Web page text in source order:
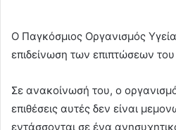
Ο Παγκόσμιος Οργανισμός
επιδείνωση των επιπτώσεων
Σε ανακοίνωσή του, ο
επιθέσεις αυτές δεν είναι
εντάσσονται σε ένα